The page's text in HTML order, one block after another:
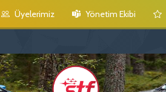
Üyelerimiz Yönetim Ekibi